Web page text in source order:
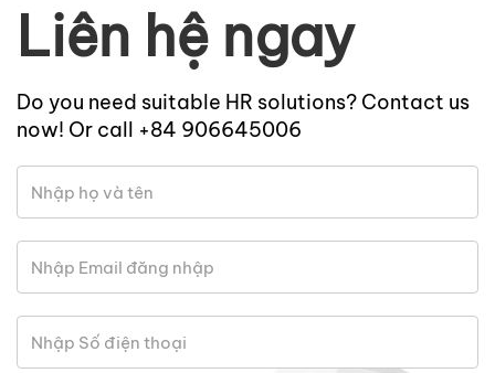
Liên hệ ngay
Do you need suitable HR solutions? Contact us
now! Or call +84 906645006